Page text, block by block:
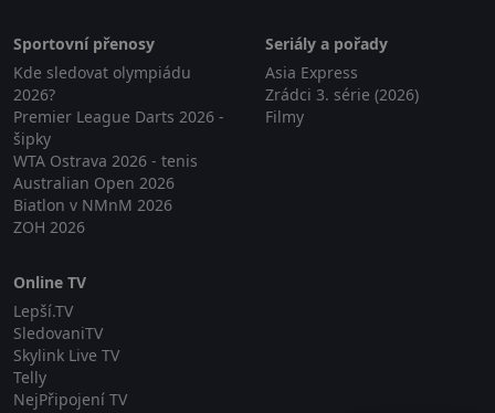
Sportovní přenosy
Kde sledovat olympiádu
2026?
Premier League Darts 2026 -
šipky
WTA Ostrava 2026 - tenis
Australian Open 2026
Biatlon v NMnM 2026
ZOH 2026
Seriály a pořady
Asia Express
Zrádci 3. série (2026)
Filmy
Online TV
Lepší.TV
SledovaniTV
Skylink Live TV
Telly
NejPřipojení TV